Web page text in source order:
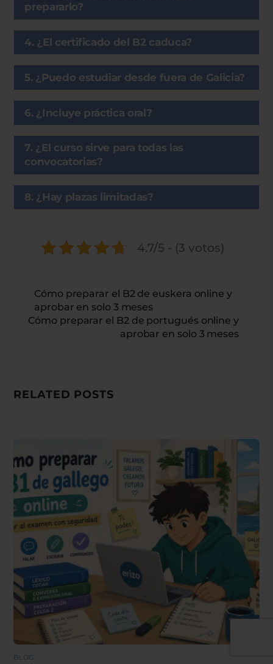
prepararlo?
4. ¿El certificado del B2 caduca?
5. ¿Puedo estudiar desde fuera de Galicia?
6. ¿Incluye práctica oral?
7. ¿El curso sirve para todas las
convocatorias?
8. ¿Hay plazas limitadas?
4.7/5 - (3 votos)
Cómo preparar el B2 de euskera online y
aprobar en solo 3 meses
Cómo preparar el B2 de portugués online y
aprobar en solo 3 meses
RELATED POSTS
BLOG